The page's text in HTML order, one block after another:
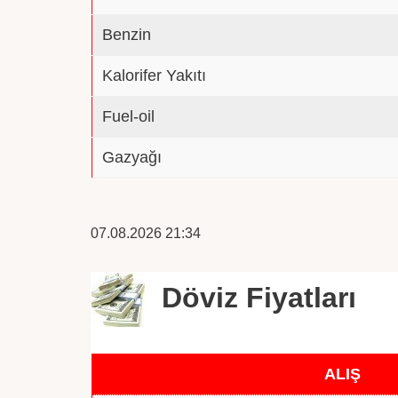
Benzin
Kalorifer Yakıtı
Fuel-oil
Gazyağı
07.08.2026 21:34
Döviz Fiyatları
ALIŞ